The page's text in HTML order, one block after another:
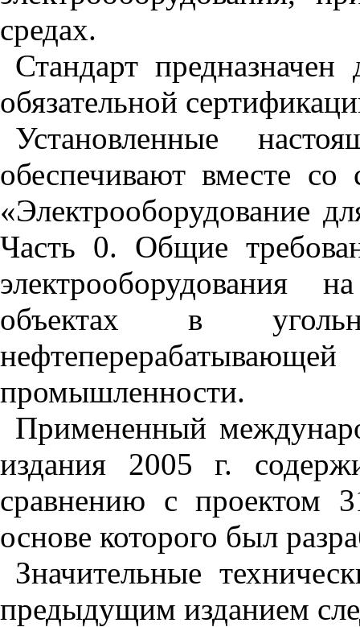
средах.
Стандарт предназначен
обязательной
Установленные
обеспечивают вместе
«Электрооборудование
Часть 0. Общие
электрооборудования
объектах в
промышленности.
Примененный
издания 2005 г.
сравнению с проектом
основе которого был
Значительные
предыдущим изданием